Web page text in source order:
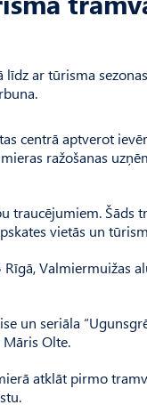
ar tūrisma
centrā aptverot
ražošanas
traucējumiem. Šāds
vietās un
Valmiermuižas
un seriāla
Olte.
atklāt pirmo